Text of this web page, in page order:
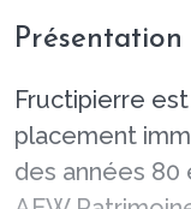
Fructipierre
placement
des années